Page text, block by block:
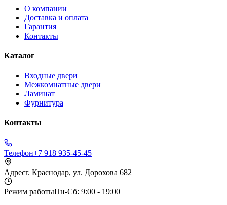
О компании
Доставка и оплата
Гарантия
Контакты
Каталог
Входные двери
Межкомнатные двери
Ламинат
Фурнитура
Контакты
Телефон+7 918 935-45-45
Адресг. Краснодар, ул. Дорохова 682
Режим работыПн-Сб: 9:00 - 19:00